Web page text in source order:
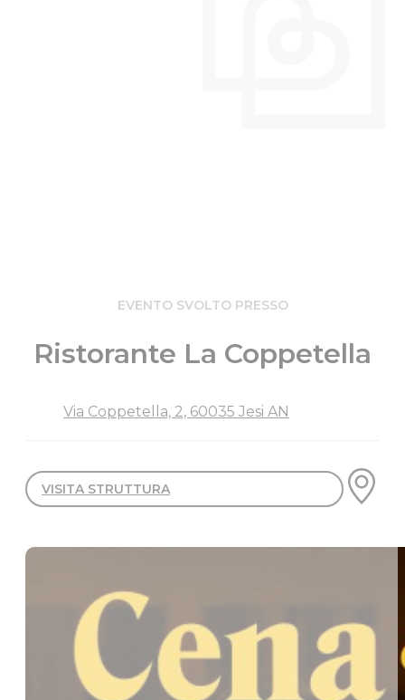
EVENTO SVOLTO PRESSO
Ristorante La Coppetella
Via Coppetella, 2, 60035 Jesi AN
VISITA STRUTTURA